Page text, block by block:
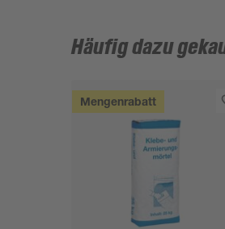
Häufig dazu
Mengenrabatt